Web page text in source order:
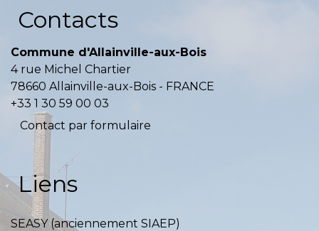
Contacts
Commune d'Allainville-aux-Bois
4 rue Michel Chartier
78660 Allainville-aux-Bois - FRANCE
+33 1 30 59 00 03
Contact par formulaire
Liens
SEASY (anciennement SIAEP)